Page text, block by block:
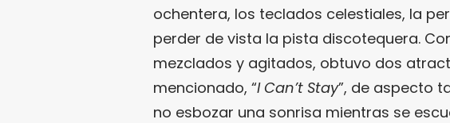
ochentera, los teclados celestiales, la
perder de vista la pista discotequera.
mezclados y agitados, obtuvo dos
mencionado, “I Can’t Stay”, de aspecto
no esbozar una sonrisa mientras se